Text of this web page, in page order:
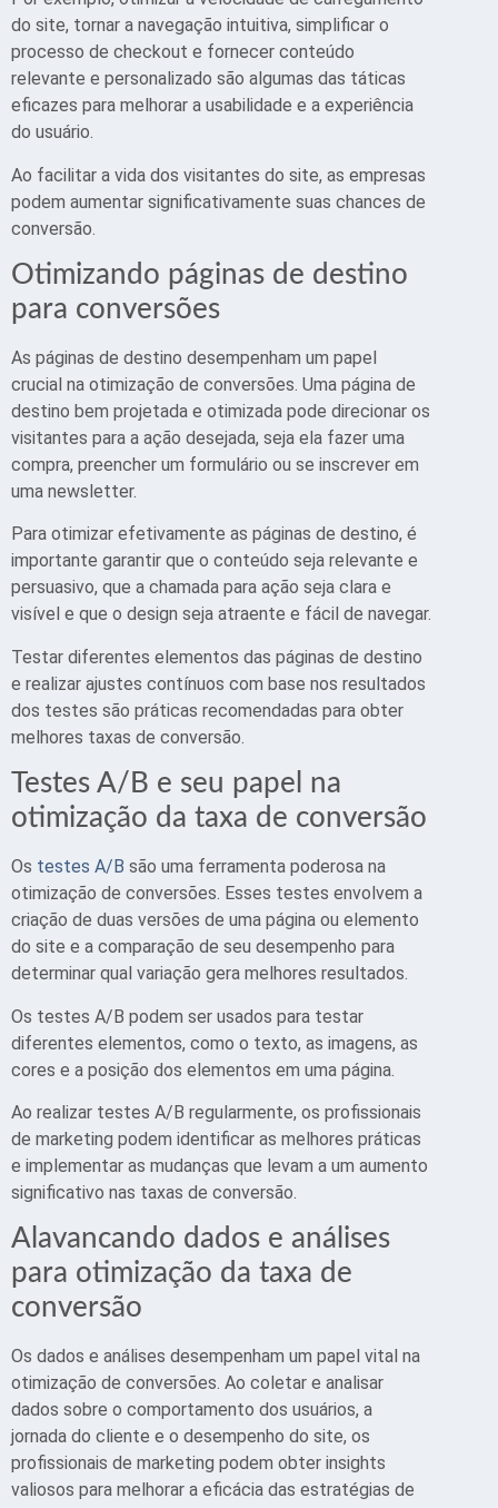
do site, tornar a navegação intuitiva, simplificar o
processo de checkout e fornecer conteúdo
relevante e personalizado são algumas das táticas
eficazes para melhorar a usabilidade e a experiência
do usuário.
Ao facilitar a vida dos visitantes do site, as empresas
podem aumentar significativamente suas chances de
conversão.
Otimizando páginas de destino
para conversões
As páginas de destino desempenham um papel
crucial na otimização de conversões. Uma página de
destino bem projetada e otimizada pode direcionar os
visitantes para a ação desejada, seja ela fazer uma
compra, preencher um formulário ou se inscrever em
uma newsletter.
Para otimizar efetivamente as páginas de destino, é
importante garantir que o conteúdo seja relevante e
persuasivo, que a chamada para ação seja clara e
visível e que o design seja atraente e fácil de navegar.
Testar diferentes elementos das páginas de destino
e realizar ajustes contínuos com base nos resultados
dos testes são práticas recomendadas para obter
melhores taxas de conversão.
Testes A/B e seu papel na
otimização da taxa de conversão
Os testes A/B são uma ferramenta poderosa na
otimização de conversões. Esses testes envolvem a
criação de duas versões de uma página ou elemento
do site e a comparação de seu desempenho para
determinar qual variação gera melhores resultados.
Os testes A/B podem ser usados para testar
diferentes elementos, como o texto, as imagens, as
cores e a posição dos elementos em uma página.
Ao realizar testes A/B regularmente, os profissionais
de marketing podem identificar as melhores práticas
e implementar as mudanças que levam a um aumento
significativo nas taxas de conversão.
Alavancando dados e análises
para otimização da taxa de
conversão
Os dados e análises desempenham um papel vital na
otimização de conversões. Ao coletar e analisar
dados sobre o comportamento dos usuários, a
jornada do cliente e o desempenho do site, os
profissionais de marketing podem obter insights
valiosos para melhorar a eficácia das estratégias de